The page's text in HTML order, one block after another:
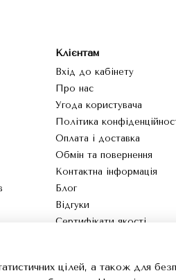
Клієнтам
Вхід до кабінету
Про нас
Угода користувача
Політика
Оплата і доставка
Обмін та повернення
Контактна інформація
Блог
Відгуки
Сертифікати якості
цілей, а також для